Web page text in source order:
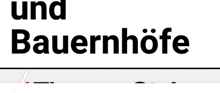
Bauernhöfe